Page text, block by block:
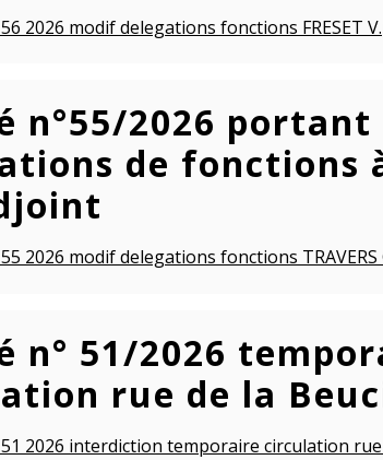
2026 modif delegations fonctions FRESET
n°55/2026
de fonctions
2026 modif delegations fonctions TRAVERS
n° 51/2026
rue de la
2026 interdiction temporaire circulation rue